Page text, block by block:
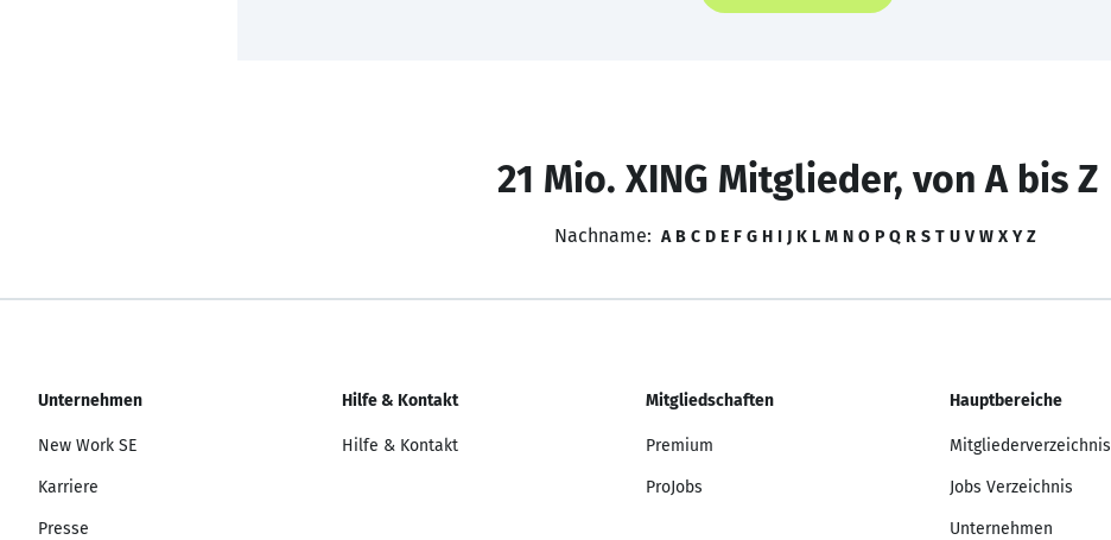
21 Mio. XING Mitglieder, von A bis Z
Nachname: A B C D E F G H I J K L M N O P Q R S T U V W X Y Z
Unternehmen
New Work SE
Karriere
Presse
Hilfe & Kontakt
Hilfe & Kontakt
Mitgliedschaften
Premium
ProJobs
Hauptbereiche
Mitgliederverzeichnis
Jobs Verzeichnis
Unternehmen